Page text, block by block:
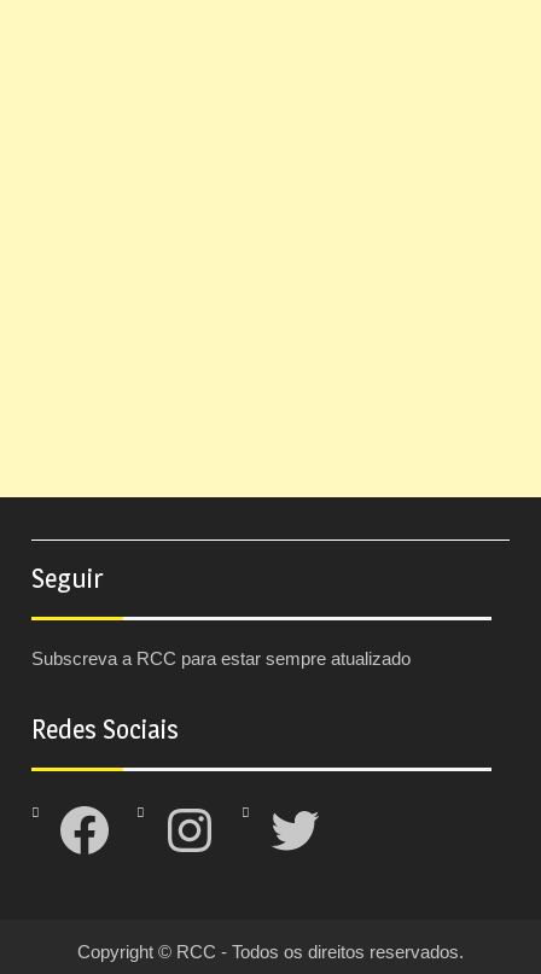
Seguir
Subscreva a RCC para estar sempre atualizado
Redes Sociais
Facebook Instagram Twitter
Copyright © RCC - Todos os direitos reservados.